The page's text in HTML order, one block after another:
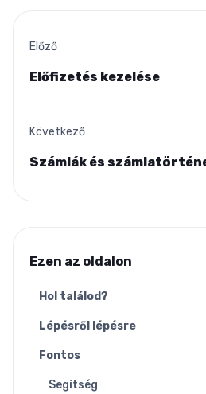
Előző
Előfizetés kezelése
Következő
Számlák és
Ezen az oldalon
Hol találod?
Lépésről lépésre
Fontos
Segítség